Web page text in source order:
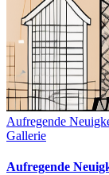
Aufregende
Gallerie
Aufregende